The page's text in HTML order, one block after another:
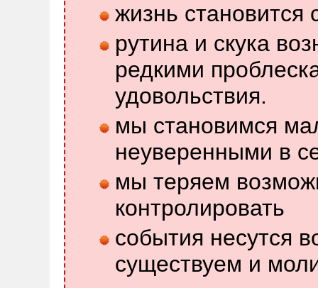
жизнь
рутина и скука
редкими
удовольствия.
мы становимся
неуверенными в
мы теряем
контролировать
события несутся
существуем и